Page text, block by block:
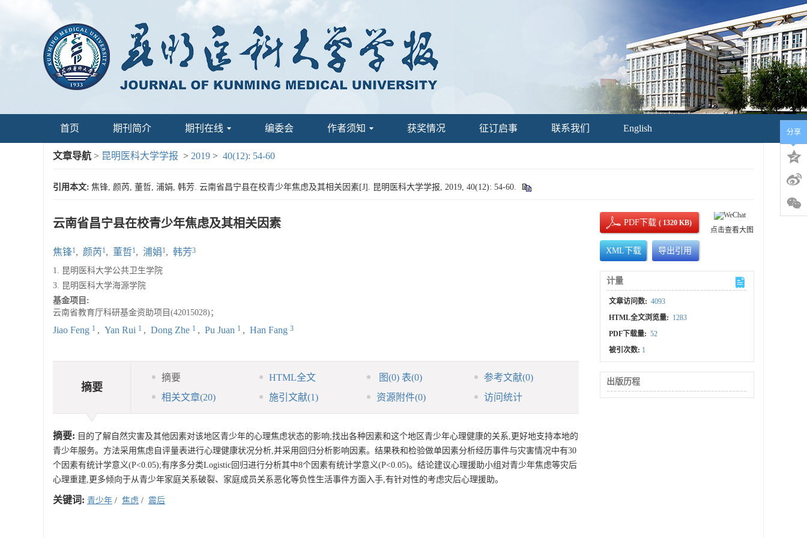
首页 期刊简介 期刊在线 编委会 作者须知 获奖情况 征订启事 联系我们 English
文章导航 > 昆明医科大学学报 > 2019 > 40(12): 54-60
引用本文: 焦锋, 颜芮, 董哲, 浦娟, 韩芳. 云南省昌宁县在校青少年焦虑及其相关因素[J]. 昆明医科大学学报, 2019, 40(12): 54-60.
云南省昌宁县在校青少年焦虑及其相关因素
焦锋1, 颜芮1, 董哲1, 浦娟1, 韩芳3
1. 昆明医科大学公共卫生学院
3. 昆明医科大学海源学院
基金项目:
云南省教育厅科研基金资助项目(42015028)；
Jiao Feng 1 , Yan Rui 1 , Dong Zhe 1 , Pu Juan 1 , Han Fang 3
摘要
摘要 HTML全文 图(0) 表(0) 参考文献(0)
相关文章(20) 施引文献(1) 资源附件(0) 访问统计
摘要: 目的了解自然灾害及其他因素对该地区青少年的心理焦虑状态的影响;找出各种因素和这个地区青少年心理健康的关系,更好地支持本地的
青少年服务。方法采用焦虑自评量表进行心理健康状况分析,并采用回归分析影响因素。结果秩和检验做单因素分析经历事件与灾害情况中有30
个因素有统计学意义(P<0.05);有序多分类Logistic回归进行分析其中8个因素有统计学意义(P<0.05)。结论建议心理援助小组对青少年焦虑等灾后
心理重建,更多倾向于从青少年家庭关系破裂、家庭成员关系恶化等负性生活事件方面入手,有针对性的考虑灾后心理援助。
关键词: 青少年 / 焦虑 / 震后
PDF下载( 1320 KB)
XML下载 导出引用
点击查看大图
计量
文章访问数: 4093
HTML全文浏览量: 1283
PDF下载量: 52
被引次数: 1
出版历程
分享